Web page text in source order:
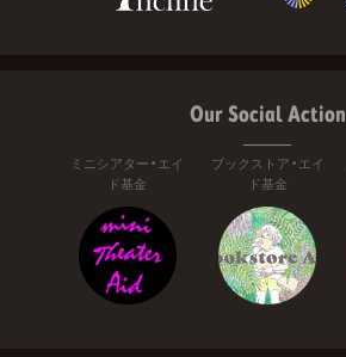
Our Social Action
ミニシアター・エイ
ド基金
ブックストア・エイ
ド基金